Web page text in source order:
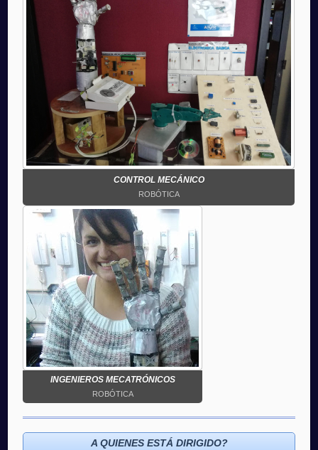
CONTROL MECÁNICO
ROBÓTICA
INGENIEROS MECATRÓNICOS
ROBÓTICA
A QUIENES ESTÁ DIRIGIDO?